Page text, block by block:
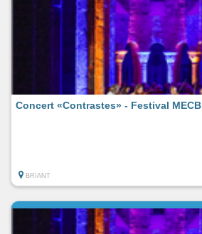
Concert «Contrastes» - Festival MECB
BRIANT